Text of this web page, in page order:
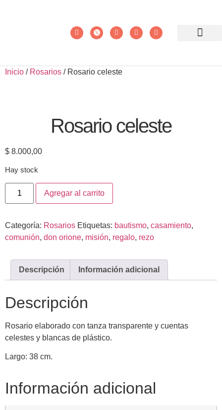
Inicio / Rosarios / Rosario celeste
Rosario celeste
$ 8.000,00
Hay stock
Agregar al carrito
Categoría: Rosarios Etiquetas: bautismo, casamiento,
comunión, don orione, misión, regalo, rezo
Descripción Información adicional
Descripción
Rosario elaborado con tanza transparente y cuentas
celestes y blancas de plástico.
Largo: 38 cm.
Información adicional